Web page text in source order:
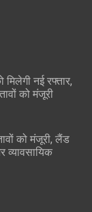
नई रफ्तार,
को मंजूरी
को मंजूरी, लैंड
व्यावसायिक